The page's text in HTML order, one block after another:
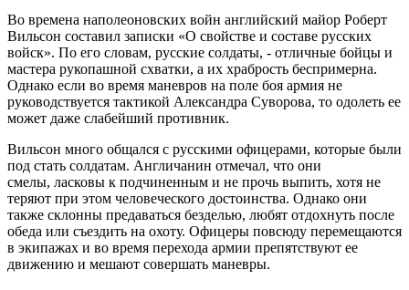
Во времена наполеоновских войн английский майор Роберт
Вильсон составил записки «О свойстве и составе русских
войск». По его словам, русские солдаты, - отличные бойцы и
мастера рукопашной схватки, а их храбрость беспримерна.
Однако если во время маневров на поле боя армия не
руководствуется тактикой Александра Суворова, то одолеть ее
может даже слабейший противник.
Вильсон много общался с русскими офицерами, которые были
под стать солдатам. Англичанин отмечал, что они
смелы, ласковы к подчиненным и не прочь выпить, хотя не
теряют при этом человеческого достоинства. Однако они
также склонны предаваться безделью, любят отдохнуть после
обеда или съездить на охоту. Офицеры повсюду перемещаются
в экипажах и во время перехода армии препятствуют ее
движению и мешают совершать маневры.